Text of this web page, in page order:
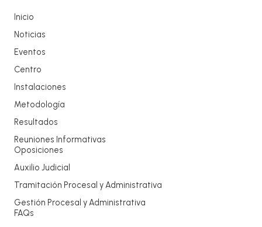
Inicio
Noticias
Eventos
Centro
Instalaciones
Metodología
Resultados
Reuniones Informativas
Oposiciones
Auxilio Judicial
Tramitación Procesal y Administrativa
Gestión Procesal y Administrativa
FAQs